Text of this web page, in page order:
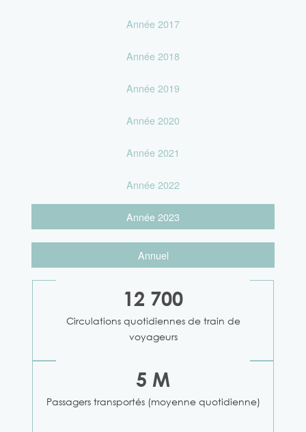
Année 2017
Année 2018
Année 2019
Année 2020
Année 2021
Année 2022
Année 2023
Annuel
12 700
Circulations quotidiennes de train de
voyageurs
5 M
Passagers transportés (moyenne quotidienne)